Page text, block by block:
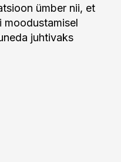
ümber nii, et
moodustamisel
juhtivaks